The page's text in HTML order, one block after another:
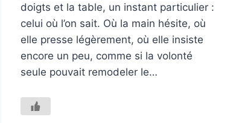
doigts et la table, un instant particulier :
celui où l’on sait. Où la main hésite, où
elle presse légèrement, où elle insiste
encore un peu, comme si la volonté
seule pouvait remodeler le…